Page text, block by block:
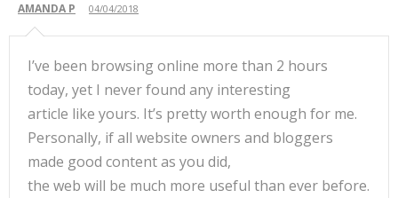
AMANDA P 04/04/2018
I’ve been browsing online more than 2 hours
today, yet I never found any interesting
article like yours. It’s pretty worth enough for me.
Personally, if all website owners and bloggers
made good content as you did,
the web will be much more useful than ever before.